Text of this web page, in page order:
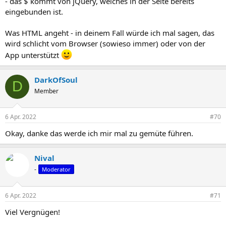
eingebunden ist.
Was HTML angeht - in deinem Fall würde ich mal sagen, das
wird schlicht vom Browser (sowieso immer) oder von der
App unterstützt
D DarkOfSoul
Member
6 Apr. 2022 #70
Okay, danke das werde ich mir mal zu gemüte führen.
Nival
- Moderator
6 Apr. 2022 #71
Viel Vergnügen!